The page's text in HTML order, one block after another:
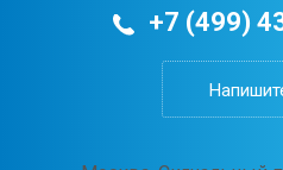
+7 (499)